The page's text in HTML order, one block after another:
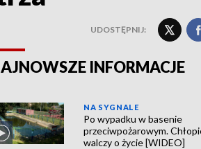
UDOSTĘPNIJ:
INFORMACJE
NA SYGNALE
Po wypadku w basenie
przeciwpożarowym.
walczy o życie [WIDEO]